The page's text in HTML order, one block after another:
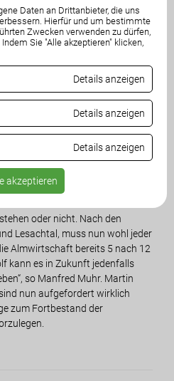
Daten an Drittanbieter, die uns
Hierfür und um bestimmte
Zwecken verwenden zu dürfen,
Sie "Alle akzeptieren" klicken,
Details anzeigen
Details anzeigen
Details anzeigen
akzeptieren
dass selbst mit der Analyse der
optisch nicht erkennbar ist,
oder echten Wolf handelt.
der Kärntner
Muhr kann sich über die
„Wir von der Freiheitlichen
haben bereits letzte Woche
der
Thema Wolf beantragt. Diese
werden wir wieder einmal
Abschussfreigabe für alle
sehen, wie der ÖVP-Bauernbund
oder nicht. Nach den
Lesachtal, muss nun wohl jeder
Almwirtschaft bereits 5 nach 12
kann es in Zukunft jedenfalls
so Manfred Muhr. Martin
nun aufgefordert wirklich
zum Fortbestand der